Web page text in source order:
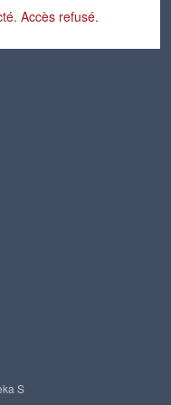
Accès refusé.
S